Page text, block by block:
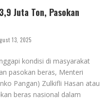
Juta Ton, Pasokan
13, 2025
kondisi di masyarakat
pasokan beras, Menteri
Pangan) Zulkifli Hasan atau
beras nasional dalam